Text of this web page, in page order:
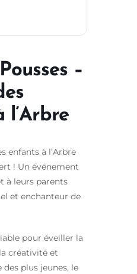
–
l’Arbre
enfants à l’Arbre
! Un événement
à leurs parents
et enchanteur de
pour éveiller la
créativité et
plus jeunes, le